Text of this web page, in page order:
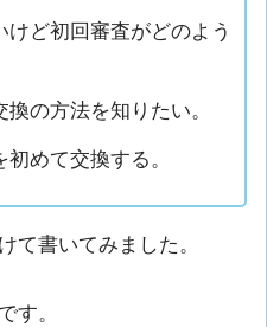
ど初回審査がどのよう
の方法を知りたい。
めて交換する。
て書いてみました。
す。